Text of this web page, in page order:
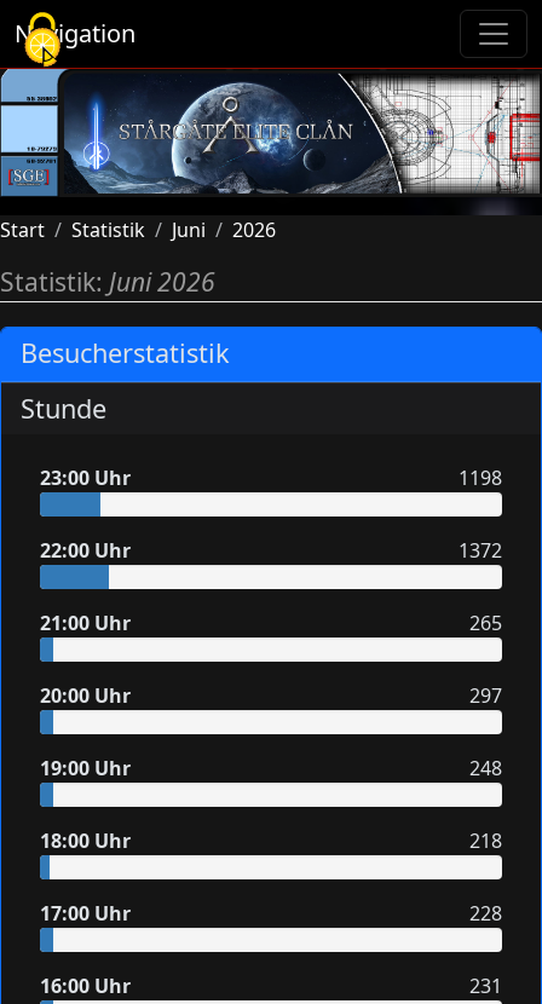
Navigation
Start Statistik Juni 2026
Statistik: Juni 2026
Besucherstatistik
Stunde
23:00 Uhr 1198
22:00 Uhr 1372
21:00 Uhr 265
20:00 Uhr 297
19:00 Uhr 248
18:00 Uhr 218
17:00 Uhr 228
16:00 Uhr 231
Cookie-Einstellungen